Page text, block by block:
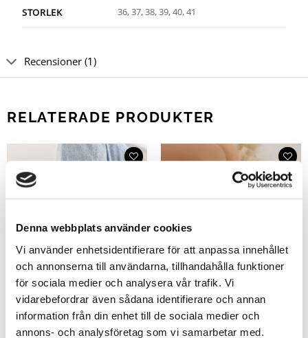
Denna webbplats använder cookies
Vi använder enhetsidentifierare för att anpassa innehållet
och annonserna till användarna, tillhandahålla funktioner
för sociala medier och analysera vår trafik. Vi
vidarebefordrar även sådana identifierare och annan
information från din enhet till de sociala medier och
annons- och analysföretag som vi samarbetar med.
STORLEK 36, 37, 38, 39, 40, 41
Recensioner (1)
RELATERADE PRODUKTER